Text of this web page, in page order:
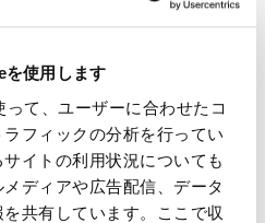
を使用します
て、ユーザーに合わせたコ
フィックの分析を行ってい
イトの利用状況についても
ディアや広告配信、データ
共有しています。ここで収
か？
シリコン対応原紙への切り替
など、環境配慮とコスト最適
たします。